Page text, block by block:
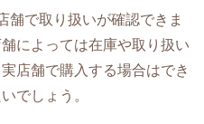
舗で取り扱いが確認できま
によっては在庫や取り扱い
店舗で購入する場合はでき
でしょう。